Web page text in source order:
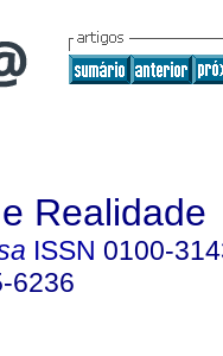
Realidade
ISSN 0100-
6236